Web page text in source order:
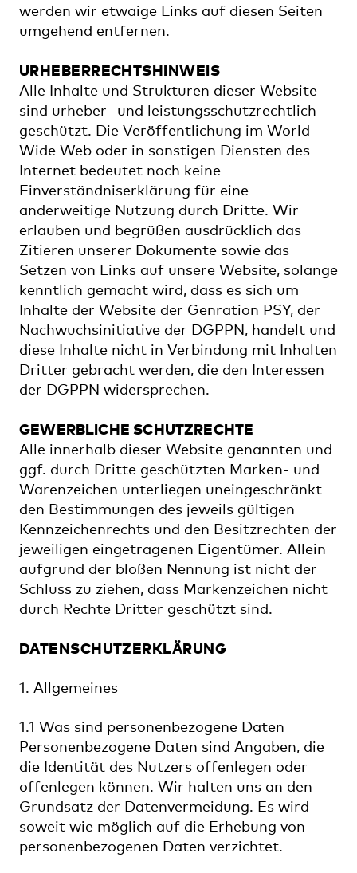
werden wir etwaige Links auf diesen Seiten
umgehend entfernen.
URHEBERRECHTSHINWEIS
Alle Inhalte und Strukturen dieser Website
sind urheber- und leistungsschutzrechtlich
geschützt. Die Veröffentlichung im World
Wide Web oder in sonstigen Diensten des
Internet bedeutet noch keine
Einverständniserklärung für eine
anderweitige Nutzung durch Dritte. Wir
erlauben und begrüßen ausdrücklich das
Zitieren unserer Dokumente sowie das
Setzen von Links auf unsere Website, solange
kenntlich gemacht wird, dass es sich um
Inhalte der Website der Genration PSY, der
Nachwuchsinitiative der DGPPN, handelt und
diese Inhalte nicht in Verbindung mit Inhalten
Dritter gebracht werden, die den Interessen
der DGPPN widersprechen.
GEWERBLICHE SCHUTZRECHTE
Alle innerhalb dieser Website genannten und
ggf. durch Dritte geschützten Marken- und
Warenzeichen unterliegen uneingeschränkt
den Bestimmungen des jeweils gültigen
Kennzeichenrechts und den Besitzrechten der
jeweiligen eingetragenen Eigentümer. Allein
aufgrund der bloßen Nennung ist nicht der
Schluss zu ziehen, dass Markenzeichen nicht
durch Rechte Dritter geschützt sind.
DATENSCHUTZERKLÄRUNG
1. Allgemeines
1.1 Was sind personenbezogene Daten
Personenbezogene Daten sind Angaben, die
die Identität des Nutzers offenlegen oder
offenlegen können. Wir halten uns an den
Grundsatz der Datenvermeidung. Es wird
soweit wie möglich auf die Erhebung von
personenbezogenen Daten verzichtet.